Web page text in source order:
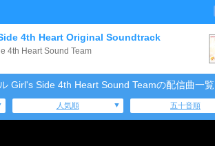
4th Heart Original Soundtrack
4th Heart Sound Team
Girl's Side 4th Heart Sound Teamの配信曲一覧
人気順 五十音順